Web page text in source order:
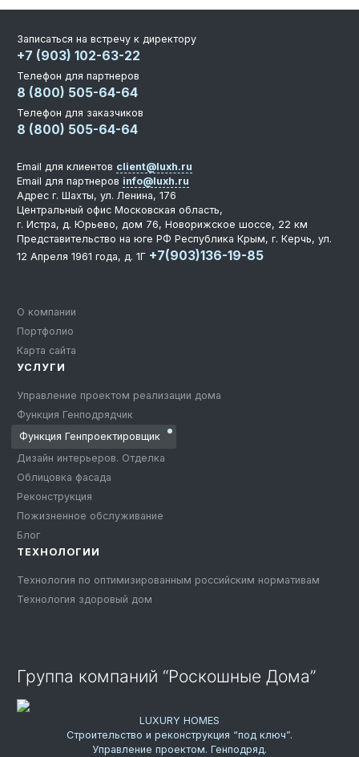
Записаться на встречу к директору
+7 (903) 102-63-22
Телефон для партнеров
8 (800) 505-64-64
Телефон для заказчиков
8 (800) 505-64-64
О компании
Портфолио
Карта сайта
УСЛУГИ
Управление проектом реализации дома
Функция Генподрядчик
Функция Генпроектировщик
Дизайн интерьеров. Отделка
Облицовка фасада
Реконструкция
Пожизненное обслуживание
Блог
ТЕХНОЛОГИИ
Технология по оптимизированным российским нормативам
Технология здоровый дом
Email для клиентов client@luxh.ru
Email для партнеров info@luxh.ru
Адрес г. Шахты, ул. Ленина, 176
Центральный офис Московская область,
г. Истра, д. Юрьево, дом 76, Новорижское шоссе, 22 км
Представительство на юге РФ Республика Крым, г. Керчь, ул.
12 Апреля 1961 года, д. 1Г +7(903)136-19-85
Группа компаний “Роскошные Дома”
LUXURY HOMES
Строительство и реконструкция “под ключ”.
Управление проектом. Генподряд.